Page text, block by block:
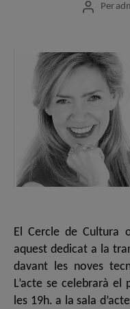
Autor
Per
El Cercle de Cultura
aquest dedicat a la
davant les noves
L’acte se celebrarà
les 19h. a la sala